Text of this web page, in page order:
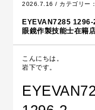
2026.7.16 / カテゴリー
EYEVAN7285
眼鏡作製技能士在籍
こんにちは。
岩下です。